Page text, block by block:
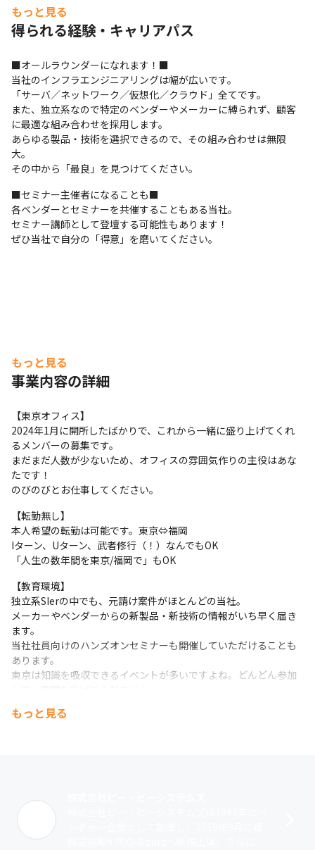
もっと見る
得られる経験・キャリアパス
■オールラウンダーになれます！■
当社のインフラエンジニアリングは幅が広いです。
「サーバ／ネットワーク／仮想化／クラウド」全てです。
また、独立系なので特定のベンダーやメーカーに縛られず、顧客
に最適な組み合わせを採用します。
あらゆる製品・技術を選択できるので、その組み合わせは無限
大。
その中から「最良」を見つけてください。
■セミナー主催者になることも■
各ベンダーとセミナーを共催することもある当社。
セミナー講師として登壇する可能性もあります！
ぜひ当社で自分の「得意」を磨いてください。
もっと見る
事業内容の詳細
【東京オフィス】
2024年1月に開所したばかりで、これから一緒に盛り上げてくれ
るメンバーの募集です。
まだまだ人数が少ないため、オフィスの雰囲気作りの主役はあな
たです！
のびのびとお仕事してください。
【転勤無し】
本人希望の転勤は可能です。東京⇔福岡
Iターン、Uターン、武者修行（！）なんでもOK
「人生の数年間を東京/福岡で」もOK
【教育環境】
独立系SIerの中でも、元請け案件がほとんどの当社。
メーカーやベンダーからの新製品・新技術の情報がいち早く届き
ます。
当社社員向けのハンズオンセミナーも開催していただけることも
あります。
東京は知識を吸収できるイベントが多いですよね。どんどん参加
もっと見る